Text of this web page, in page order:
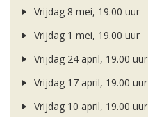
Vrijdag 8 mei, 19.00 uur
Vrijdag 1 mei, 19.00 uur
Vrijdag 24 april, 19.00 uur
Vrijdag 17 april, 19.00 uur
Vrijdag 10 april, 19.00 uur